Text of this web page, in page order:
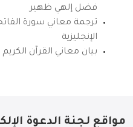
فضل إلهي ظهير
ترجمة معاني سورة
الإنجليزية
بيان معاني القرآن الكريم
مواقع لجنة الدعوة